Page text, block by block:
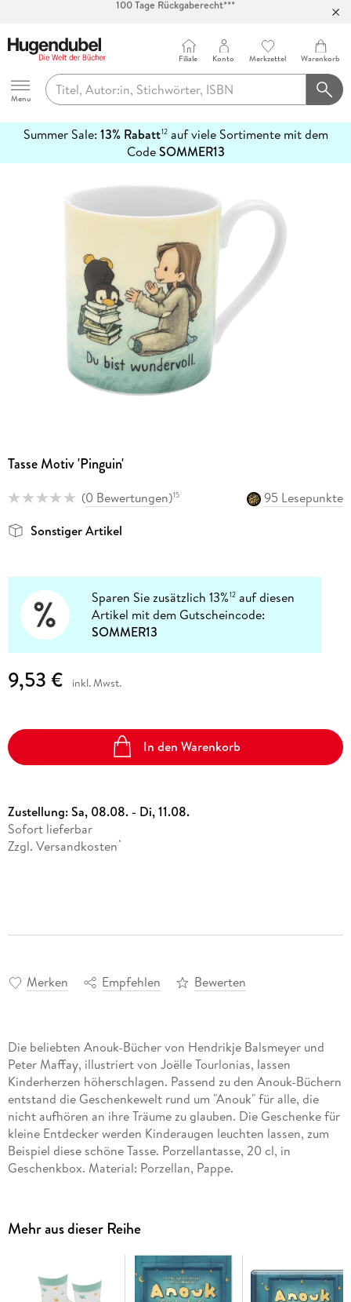
Abholung in über 100 Filialen
Hugendubel
Menu
Filiale Konto Merkzettel Warenkorb
Summer Sale: 13% Rabatt12auf viele Sortimente mit dem
CodeSOMMER13
erfahren
Tasse Motiv 'Pinguin'
(0 Bewertungen)15
95 Lesepunkte
Sonstiger Artikel
Sparen Sie zusätzlich 13%12 auf diesen
Artikel mit dem Gutscheincode:
SOMMER13
9,53 € inkl. Mwst.
In den Warenkorb
Zustellung:Sa, 08.08. - Di, 11.08.
Sofort lieferbar
Zzgl. Versandkosten *
Merken Empfehlen Bewerten
Die beliebten Anouk-Bücher von Hendrikje Balsmeyer und
Peter Maffay, illustriert von Joëlle Tourlonias, lassen
Kinderherzen höherschlagen. Passend zu den Anouk-Büchern
entstand die Geschenkewelt rund um "Anouk" für alle, die
nicht aufhören an ihre Träume zu glauben. Die Geschenke für
kleine Entdecker werden Kinderaugen leuchten lassen, zum
Beispiel diese schöne Tasse. Porzellantasse, 20 cl, in
Geschenkbox. Material: Porzellan, Pappe.
Mehr aus dieser Reihe